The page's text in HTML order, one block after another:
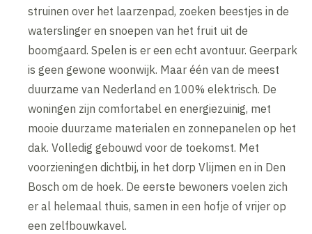
struinen over het laarzenpad, zoeken beestjes in de
waterslinger en snoepen van het fruit uit de
boomgaard. Spelen is er een echt avontuur. Geerpark
is geen gewone woonwijk. Maar één van de meest
duurzame van Nederland en 100% elektrisch. De
woningen zijn comfortabel en energiezuinig, met
mooie duurzame materialen en zonnepanelen op het
dak. Volledig gebouwd voor de toekomst. Met
voorzieningen dichtbij, in het dorp Vlijmen en in Den
Bosch om de hoek. De eerste bewoners voelen zich
er al helemaal thuis, samen in een hofje of vrijer op
een zelfbouwkavel.